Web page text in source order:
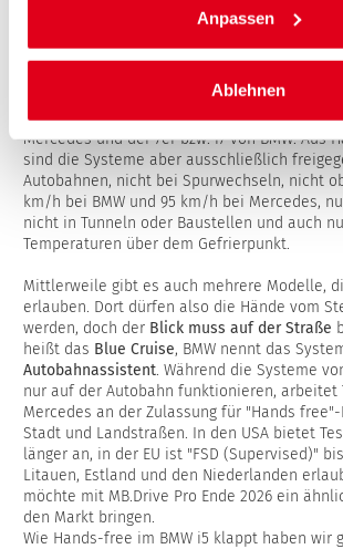
Anpassen
Ablehnen
ZWEI DEUTSCHE
LEVEL-3-AUTOS
Aus deutscher Produktion gibt es derzeit vier
Level-3-zertifiziert sind: die Modelle S-
Mercedes und der 7er bzw. i7 von BMW. Aus
sind die Systeme aber ausschließlich
Autobahnen, nicht bei Spurwechseln, nicht
km/h bei BMW und 95 km/h bei Mercedes,
nicht in Tunneln oder Baustellen und auch
Temperaturen über dem Gefrierpunkt.
Mittlerweile gibt es auch mehrere Modelle,
erlauben. Dort dürfen also die Hände vom
werden, doch der Blick muss auf der Straße
heißt das Blue Cruise, BMW nennt das
Autobahnassistent. Während die Systeme
nur auf der Autobahn funktionieren, arbeitet
Mercedes an der Zulassung für "Hands
Stadt und Landstraßen. In den USA bietet
länger an, in der EU ist "FSD (Supervised)"
Litauen, Estland und den Niederlanden
möchte mit MB.Drive Pro Ende 2026 ein
den Markt bringen.
Wie Hands-free im BMW i5 klappt haben wir